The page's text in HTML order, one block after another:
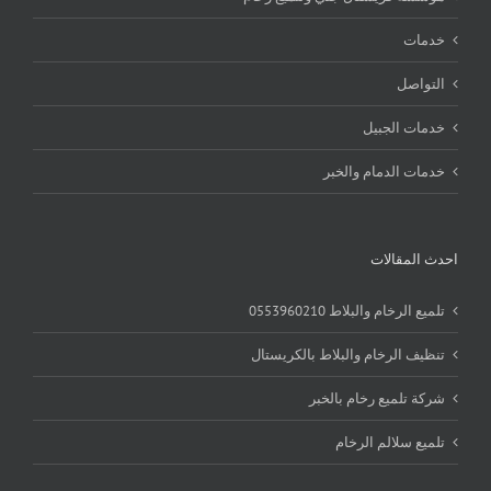
خدمات
التواصل
خدمات الجبيل
خدمات الدمام والخبر
احدث المقالات
تلميع الرخام والبلاط 0553960210
تنظيف الرخام والبلاط بالكريستال
شركة تلميع رخام بالخبر
تلميع سلالم الرخام